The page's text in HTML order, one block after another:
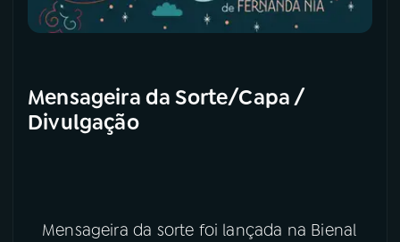
Mensageira da Sorte/Capa /
Divulgação
Mensageira da sorte foi lançada na Bienal